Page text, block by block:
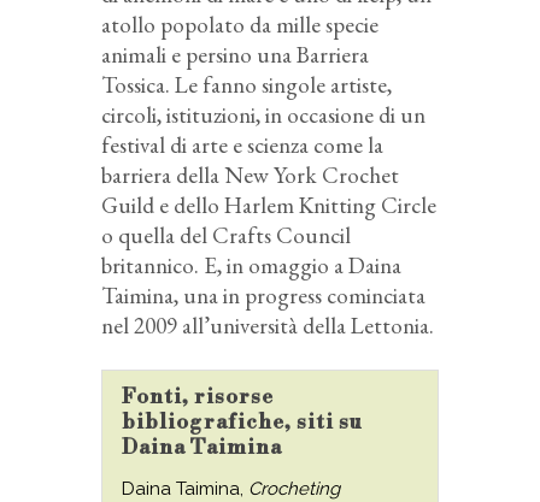
atollo popolato da mille specie
animali e persino una Barriera
Tossica. Le fanno singole artiste,
circoli, istituzioni, in occasione di un
festival di arte e scienza come la
barriera della New York Crochet
Guild e dello Harlem Knitting Circle
o quella del Crafts Council
britannico. E, in omaggio a Daina
Taimina, una in progress cominciata
nel 2009 all’università della Lettonia.
Fonti, risorse
bibliografiche, siti su
Daina Taimina
Daina Taimina, Crocheting